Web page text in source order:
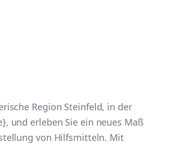
Region Steinfeld, in der
und erleben Sie ein neues Maß
von Hilfsmitteln. Mit